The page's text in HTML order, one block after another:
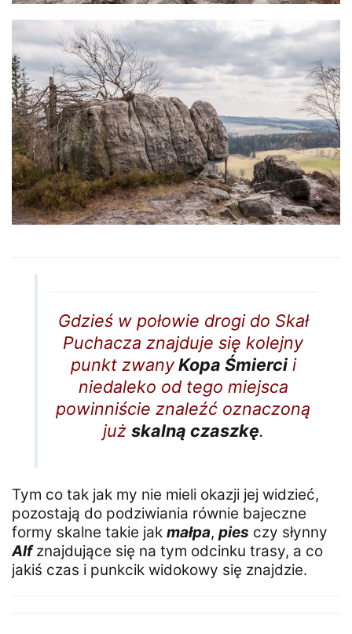
Gdzieś w połowie drogi do Skał
Puchacza znajduje się kolejny
punkt zwanyKopa Śmierci i
niedaleko od tego miejsca
powinniście znaleźć oznaczoną
już skalną czaszkę.
Tym co tak jak my nie mieli okazji jej widzieć,
pozostają do podziwiania równie bajeczne
formy skalne takie jak małpa, pies czy słynny
Alfznajdujące się na tym odcinku trasy, a co
jakiś czas i punkcik widokowy się znajdzie.